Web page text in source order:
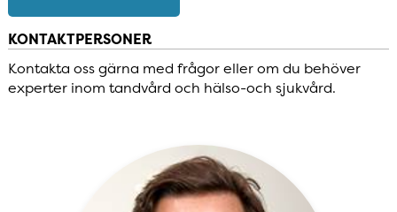
KONTAKTPERSONER
Kontakta oss gärna med frågor eller om du behöver
experter inom tandvård och hälso-och sjukvård.